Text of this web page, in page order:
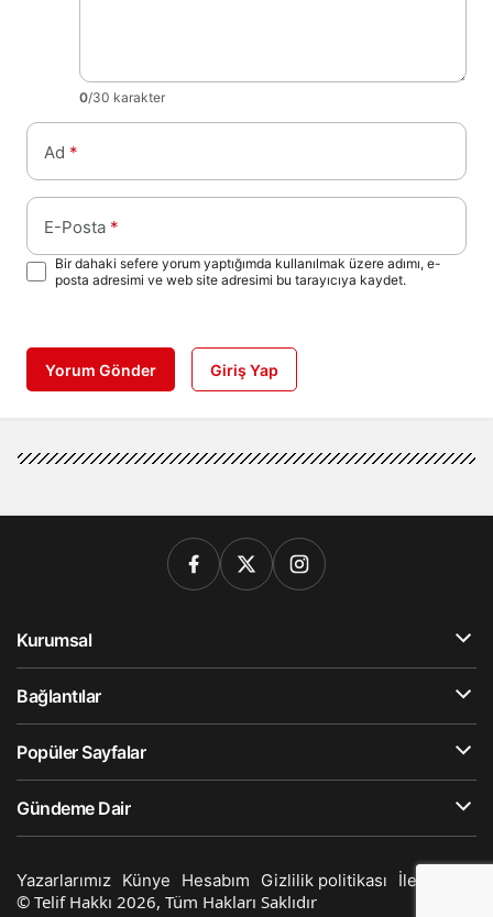
0/30 karakter
Ad *
E-Posta *
Bir dahaki sefere yorum yaptığımda kullanılmak üzere adımı, e-
posta adresimi ve web site adresimi bu tarayıcıya kaydet.
Yorum Gönder Giriş Yap
Kurumsal
Bağlantılar
Popüler Sayfalar
Gündeme Dair
Yazarlarımız Künye Hesabım Gizlilik politikası İletişim
© Telif Hakkı 2026, Tüm Hakları Saklıdır